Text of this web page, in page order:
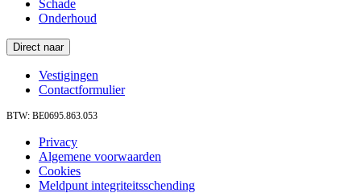
Schade
Onderhoud
Direct naar
Vestigingen
Contactformulier
BTW: BE0695.863.053
Privacy
Algemene voorwaarden
Cookies
Meldpunt integriteitsschending